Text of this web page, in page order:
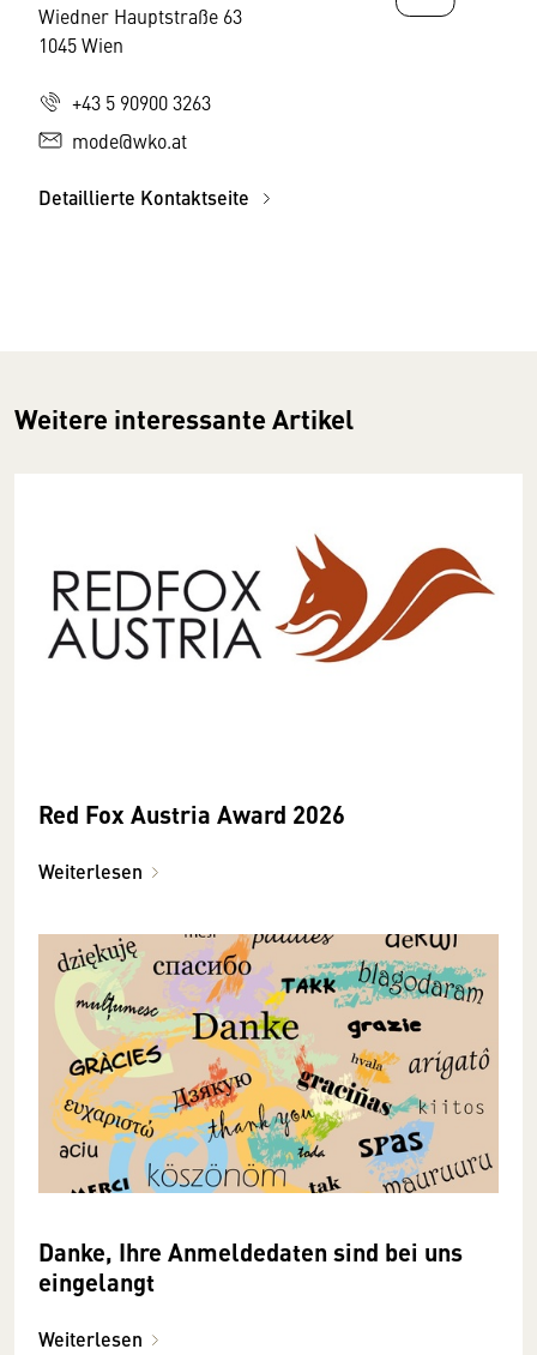
Wiedner Hauptstraße 63
1045 Wien
+43 5 90900 3263
mode@wko.at
Detaillierte Kontaktseite
Weitere interessante Artikel
Red Fox Austria Award 2026
Weiterlesen
Danke, Ihre Anmeldedaten sind bei uns
eingelangt
Weiterlesen